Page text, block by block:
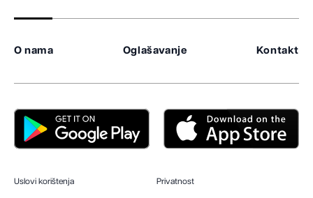
O nama Oglašavanje Kontakt
Uslovi korištenja Privatnost